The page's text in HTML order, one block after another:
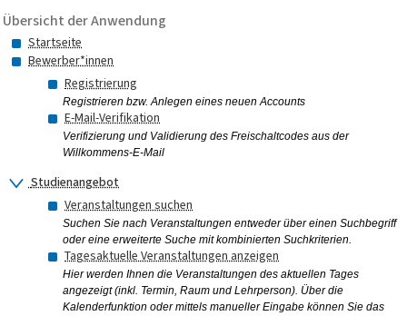
Übersicht der Anwendung
Startseite
Bewerber*innen
Registrierung
Registrieren bzw. Anlegen eines neuen Accounts
E-Mail-Verifikation
Verifizierung und Validierung des Freischaltcodes aus der
Willkommens-E-Mail
Studienangebot
Veranstaltungen suchen
Suchen Sie nach Veranstaltungen entweder über einen Suchbegriff
oder eine erweiterte Suche mit kombinierten Suchkriterien.
Tagesaktuelle Veranstaltungen anzeigen
Hier werden Ihnen die Veranstaltungen des aktuellen Tages
angezeigt (inkl. Termin, Raum und Lehrperson). Über die
Kalenderfunktion oder mittels manueller Eingabe können Sie das